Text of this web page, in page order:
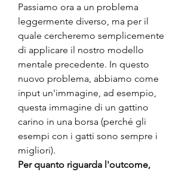
Passiamo ora a un problema
leggermente diverso, ma per il
quale cercheremo semplicemente
di applicare il nostro modello
mentale precedente. In questo
nuovo problema, abbiamo come
input un'immagine, ad esempio,
questa immagine di un gattino
carino in una borsa (perché gli
esempi con i gatti sono sempre i
migliori).
Per quanto riguarda l'outcome,